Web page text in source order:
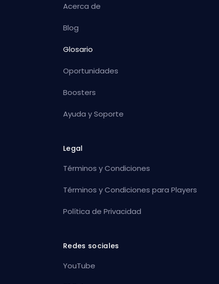
Acerca de
Blog
Glosario
Oportunidades
Boosters
Ayuda y Soporte
Legal
Términos y Condiciones
Términos y Condiciones para Players
Política de Privacidad
Redes sociales
YouTube